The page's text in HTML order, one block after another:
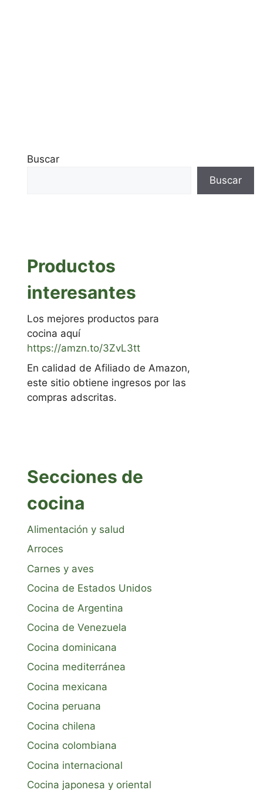
Buscar
Buscar
Productos
interesantes
Los mejores productos para
cocina aquí
https://amzn.to/3ZvL3tt
En calidad de Afiliado de Amazon,
este sitio obtiene ingresos por las
compras adscritas.
Secciones de
cocina
Alimentación y salud
Arroces
Carnes y aves
Cocina de Estados Unidos
Cocina de Argentina
Cocina de Venezuela
Cocina dominicana
Cocina mediterránea
Cocina mexicana
Cocina peruana
Cocina chilena
Cocina colombiana
Cocina internacional
Cocina japonesa y oriental